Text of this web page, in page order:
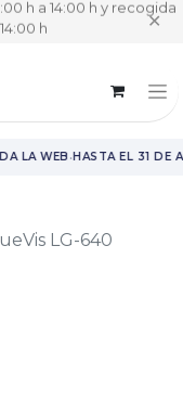
h a 14:00 h y recogida
h ✕
LA WEB·HASTA EL 31 DE
LG-640